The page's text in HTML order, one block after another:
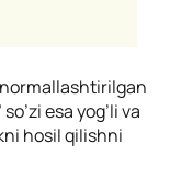
esa yog’li va
hosil qilishni